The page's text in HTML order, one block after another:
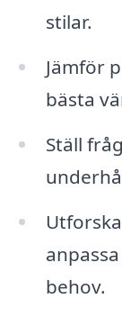
stilar.
Jämför
bästa
Ställ
behov.